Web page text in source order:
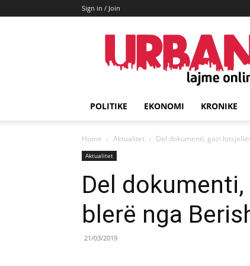
Sign in / Join
URBAN
Lajme
POLITIKE EKONOMI KRONIKE
Home Aktualitet Del dokumenti, gazi
Aktualitet
Del
blerë nga
21/03/2019